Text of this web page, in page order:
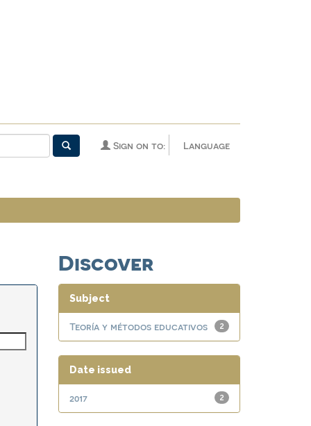
Language
Sign on to:
Discover
Subject
2
Teoría y métodos educativos
Date issued
2
2017